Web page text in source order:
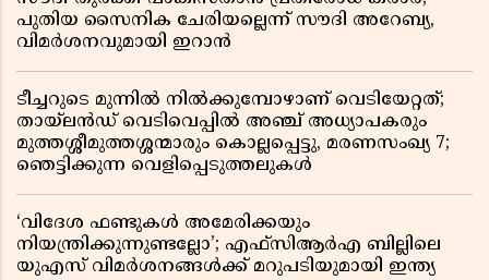
പുതിയ സൈനിക ചേരിയല്ലെന്ന് സൗദി അറേബ്യ,
വിമർശനവുമായി ഇറാൻ
ടീച്ചറുടെ മുന്നിൽ നിൽക്കുമ്പോഴാണ് വെടിയേറ്റത്;
തായ്‌ലൻഡ് വെടിവെപ്പിൽ അഞ്ച് അധ്യാപകരും
മുത്തശ്ശീമുത്തശ്ശന്മാരും കൊല്ലപ്പെട്ടു, മരണസംഖ്യ 7;
ഞെട്ടിക്കുന്ന വെളിപ്പെടുത്തലുകൾ
‘വിദേശ ഫണ്ടുകൾ അമേരിക്കയും
നിയന്ത്രിക്കുന്നുണ്ടല്ലോ’; എഫ്സിആർഎ ബില്ലിലെ
യുഎസ് വിമർശനങ്ങൾക്ക് മറുപടിയുമായി ഇന്ത്യ